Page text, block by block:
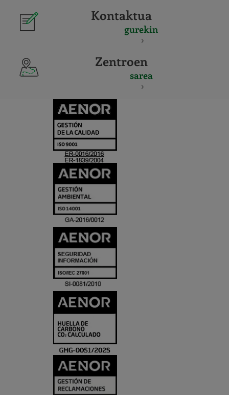
Kontaktua
gurekin
Zentroen
sarea